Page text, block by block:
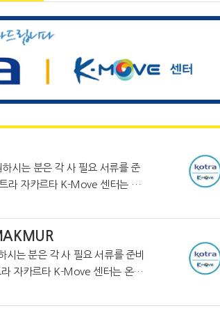
습니다. https://cafe.naver.co
는 분은 각 사 필요 서류를 준비
자카르타 K-Move 센터는 온라
니다. https://cafe.naver.com/k